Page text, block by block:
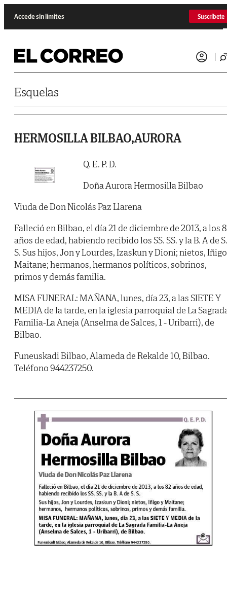
Accede sin límites Suscríbete
Esquelas
HERMOSILLA BILBAO,AURORA
Q. E. P. D.
Doña Aurora Hermosilla Bilbao
Viuda de Don Nicolás Paz Llarena
Falleció en Bilbao, el día 21 de diciembre de 2013, a los
años de edad, habiendo recibido los SS. SS. y la B. A de S.
S. Sus hijos, Jon y Lourdes, Izaskun y Dioni; nietos,
Maitane; hermanos, hermanos políticos, sobrinos,
primos y demás familia.
MISA FUNERAL: MAÑANA, lunes, día 23, a las SIETE Y
MEDIA de la tarde, en la iglesia parroquial de La
Familia-La Aneja (Anselma de Salces, 1 - Uribarri), de
Bilbao.
Funeuskadi Bilbao, Alameda de Rekalde 10, Bilbao.
Teléfono 944237250.